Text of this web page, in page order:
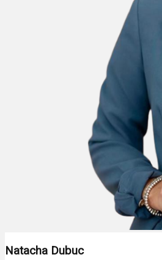
Natacha Dubuc